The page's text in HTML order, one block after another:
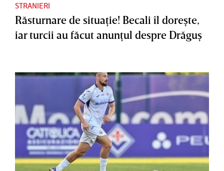
STRANIERI
Răsturnare de situaţie! Becali îl doreşte,
iar turcii au făcut anunţul despre Drăguş